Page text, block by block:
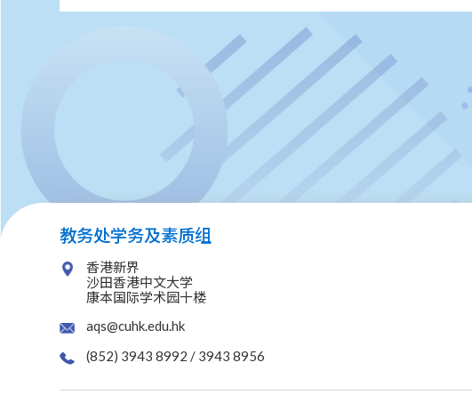
教务处学务及素质组
香港新界
沙田香港中文大学
康本国际学术园十楼
aqs@cuhk.edu.hk
(852) 3943 8992 / 3943 8956